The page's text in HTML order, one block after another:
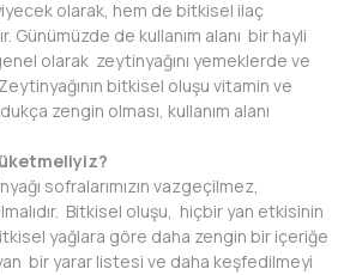
olarak, hem de bitkisel ilaç
Günümüzde de kullanım alanı bir hayli
olarak zeytinyağını yemeklerde ve
bitkisel oluşu vitamin ve
zengin olması, kullanım alanı
sofralarımızın vazgeçilmez,
Bitkisel oluşu, hiçbir yan etkisinin
yağlara göre daha zengin bir içeriğe
bir yarar listesi ve daha keşfedilmeyi